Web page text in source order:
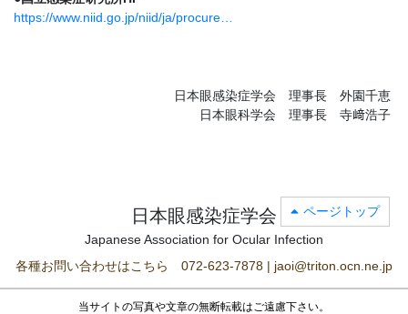
https://www.niid.go.jp/niid/ja/procure…
日本眼感染症学会 理事長 外園千恵
日本眼科学会 理事長 寺﨑浩子
ページトップ
日本眼感染症学会
Japanese Association for Ocular Infection
各種お問い合わせはこちら 072-623-7878 | jaoi@triton.ocn.ne.jp
当サイトの写真や文章の無断転載はご遠慮下さい。